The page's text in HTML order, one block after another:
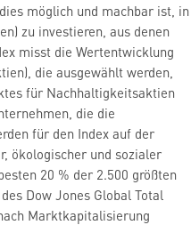
möglich und machbar ist, in
zu investieren, aus denen
misst die Wertentwicklung
die ausgewählt werden,
für Nachhaltigkeitsaktien
die die
für den Index auf der
ökologischer und sozialer
20 % der 2.500 größten
Dow Jones Global Total
Marktkapitalisierung